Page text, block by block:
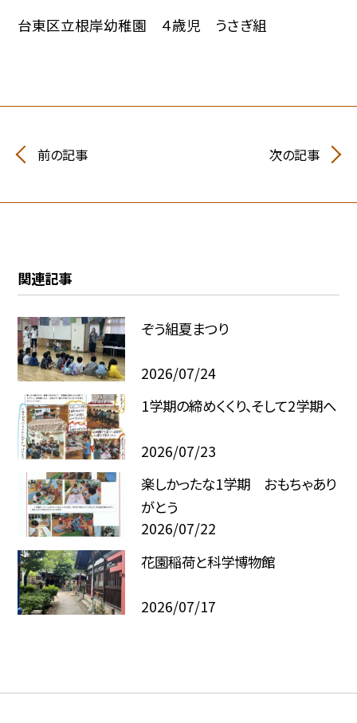
台東区立根岸幼稚園 ４歳児 うさぎ組
前の記事 次の記事
関連記事
ぞう組夏まつり
2026/07/24
1学期の締めくくり、そして2学期へ
2026/07/23
楽しかったな1学期 おもちゃあり
がとう
2026/07/22
花園稲荷と科学博物館
2026/07/17